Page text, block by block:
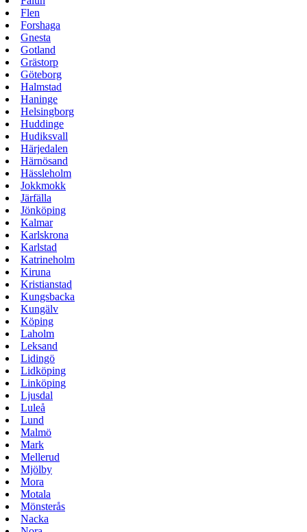
Flen
Forshaga
Gnesta
Gotland
Grästorp
Göteborg
Halmstad
Haninge
Helsingborg
Huddinge
Hudiksvall
Härjedalen
Härnösand
Hässleholm
Jokkmokk
Järfälla
Jönköping
Kalmar
Karlskrona
Karlstad
Katrineholm
Kiruna
Kristianstad
Kungsbacka
Kungälv
Köping
Laholm
Leksand
Lidingö
Lidköping
Linköping
Ljusdal
Luleå
Lund
Malmö
Mark
Mellerud
Mjölby
Mora
Motala
Mönsterås
Nacka